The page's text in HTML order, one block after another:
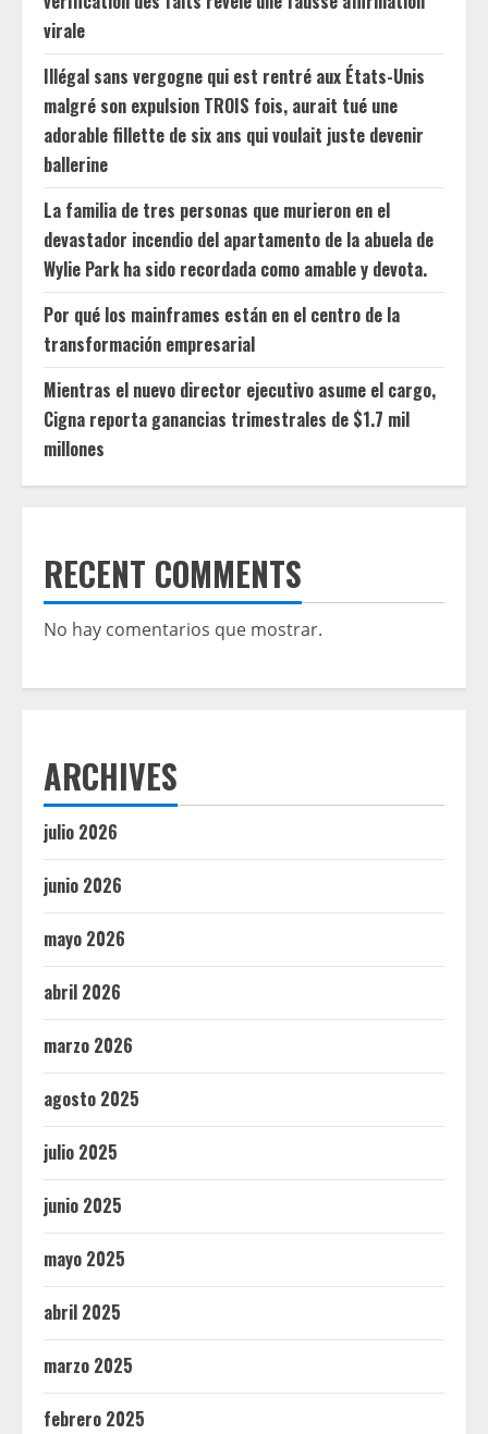
virale
Illégal sans vergogne qui est rentré aux États-Unis
malgré son expulsion TROIS fois, aurait tué une
adorable fillette de six ans qui voulait juste devenir
ballerine
La familia de tres personas que murieron en el
devastador incendio del apartamento de la abuela de
Wylie Park ha sido recordada como amable y devota.
Por qué los mainframes están en el centro de la
transformación empresarial
Mientras el nuevo director ejecutivo asume el cargo,
Cigna reporta ganancias trimestrales de $1.7 mil
millones
RECENT COMMENTS
No hay comentarios que mostrar.
ARCHIVES
julio 2026
junio 2026
mayo 2026
abril 2026
marzo 2026
agosto 2025
julio 2025
junio 2025
mayo 2025
abril 2025
marzo 2025
febrero 2025